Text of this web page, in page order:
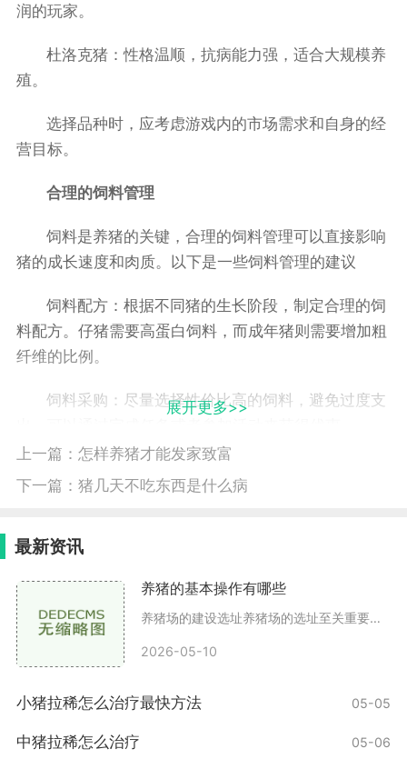
润的玩家。
杜洛克猪：性格温顺，抗病能力强，适合大规模养
殖。
选择品种时，应考虑游戏内的市场需求和自身的经
营目标。
合理的饲料管理
饲料是养猪的关键，合理的饲料管理可以直接影响
猪的成长速度和肉质。以下是一些饲料管理的建议
饲料配方：根据不同猪的生长阶段，制定合理的饲
料配方。仔猪需要高蛋白饲料，而成年猪则需要增加粗
纤维的比例。
饲料采购：尽量选择性价比高的饲料，避免过度支
的营养。同时要控制饲料的数量，避免浪费。
创造良好的养殖环境
良好的养殖环境对猪的健康成长至关重要。以下是
几个关键点
猪舍建设：猪舍要通风良好，保持干燥。定期清理
过热或过冷影响猪的食欲和健康。
展开更多>>
上一篇： 怎样养猪才能发家致富
下一篇： 猪几天不吃东西是什么病
最新资讯
养猪的基本操作有哪些
养猪场的建设选址养猪场的选址至关重要，应该选择在通风良好、排水方便、远离污染源的地方。理想的养猪场距离居民区应有一定的距离，以避免臭味对周围环境的影响。场地设计养
2026-05-10
小猪拉稀怎么治疗最快方法 05-05
中猪拉稀怎么治疗 05-06